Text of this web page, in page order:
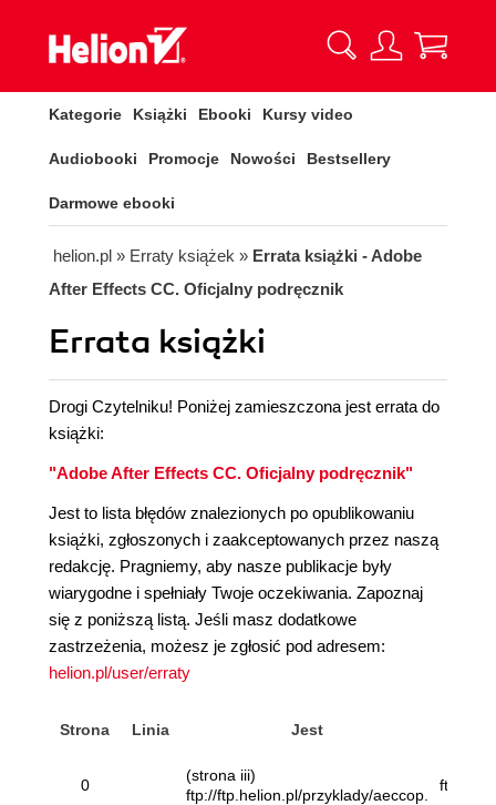
Kategorie Książki Ebooki Kursy video
Audiobooki Promocje Nowości Bestsellery
Darmowe ebooki
helion.pl » Erraty książek » Errata książki - Adobe
After Effects CC. Oficjalny podręcznik
Errata książki
Drogi Czytelniku! Poniżej zamieszczona jest errata do
książki:
"Adobe After Effects CC. Oficjalny podręcznik"
Jest to lista błędów znalezionych po opublikowaniu
książki, zgłoszonych i zaakceptowanych przez naszą
redakcję. Pragniemy, aby nasze publikacje były
wiarygodne i spełniały Twoje oczekiwania. Zapoznaj
się z poniższą listą. Jeśli masz dodatkowe
zastrzeżenia, możesz je zgłosić pod adresem:
helion.pl/user/erraty
Strona Linia Jest
0
(strona iii)
ftp://ftp.helion.pl/przyklady/aeccop.
ftp://